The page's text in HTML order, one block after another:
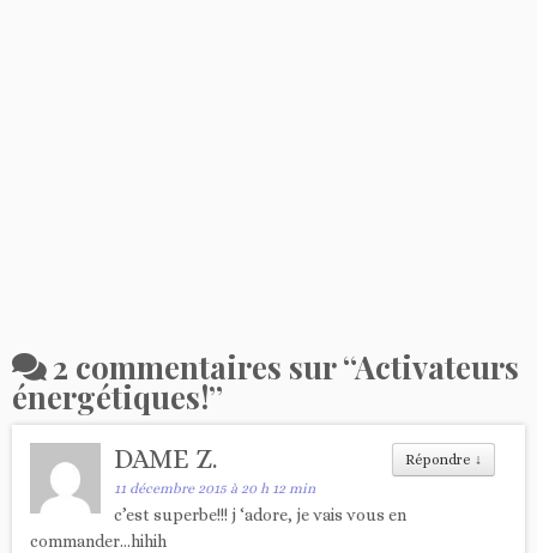
2 commentaires sur “Activateurs
énergétiques!”
Répondre ↓
DAME Z.
11 décembre 2015 à 20 h 12 min
c’est superbe!!! j ‘adore, je vais vous en
commander…hihih